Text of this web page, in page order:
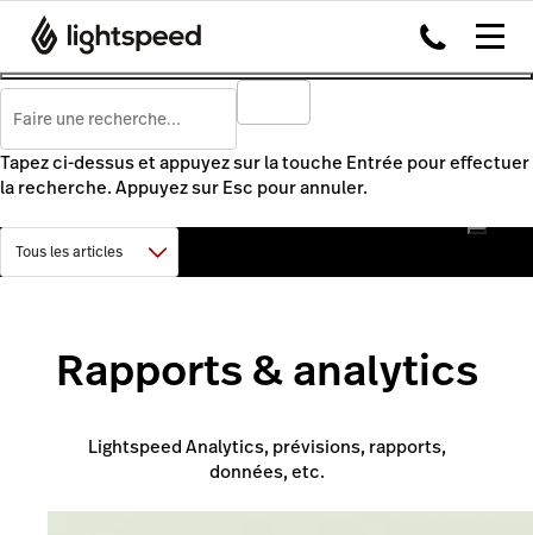
Tapez ci-dessus et appuyez sur la touche Entrée pour effectuer
la recherche. Appuyez sur Esc pour annuler.
Rapports & analytics
Lightspeed Analytics, prévisions, rapports,
données, etc.